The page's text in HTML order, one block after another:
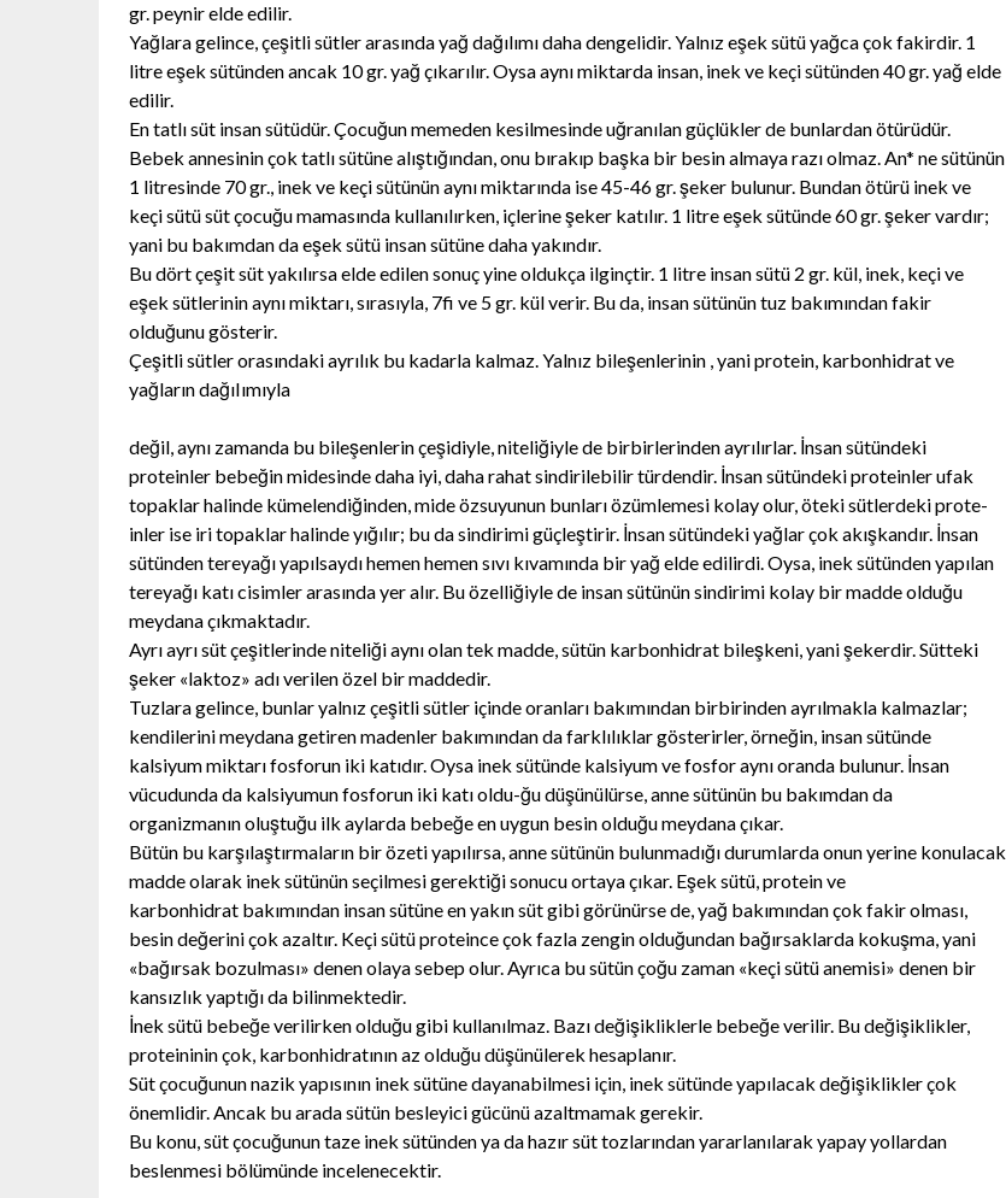
gr. peynir elde edilir.
Yağlara gelince, çeşitli sütler arasında yağ dağılımı daha dengelidir. Yalnız eşek sütü yağca çok fakirdir. 1
litre eşek sütünden ancak 10 gr. yağ çıkarılır. Oysa aynı miktarda insan, inek ve keçi sütünden 40 gr. yağ elde
edilir.
En tatlı süt insan sütüdür. Çocuğun memeden kesilmesinde uğranılan güçlükler de bunlardan ötürüdür.
Bebek annesinin çok tatlı sütüne alıştığından, onu bırakıp başka bir besin almaya razı olmaz. An* ne sütünün
1 litresinde 70 gr., inek ve keçi sütünün aynı miktarında ise 45-46 gr. şeker bulunur. Bundan ötürü inek ve
keçi sütü süt çocuğu mamasında kullanılırken, içlerine şeker katılır. 1 litre eşek sütünde 60 gr. şeker vardır;
yani bu bakımdan da eşek sütü insan sütüne daha yakındır.
Bu dört çeşit süt yakılırsa elde edilen sonuç yine oldukça ilginçtir. 1 litre insan sütü 2 gr. kül, inek, keçi ve
eşek sütlerinin aynı miktarı, sırasıyla, 7fi ve 5 gr. kül verir. Bu da, insan sütünün tuz bakımından fakir
olduğunu gösterir.
Çeşitli sütler orasındaki ayrılık bu kadarla kalmaz. Yalnız bileşenlerinin , yani protein, karbonhidrat ve
yağların dağıIımıyla
değil, aynı zamanda bu bileşenlerin çeşidiyle, niteliğiyle de birbirlerinden ayrılırlar. İnsan sütündeki
proteinler bebeğin midesinde daha iyi, daha rahat sindirilebilir türdendir. İnsan sütündeki proteinler ufak
topaklar halinde kümelendiğinden, mide özsuyunun bunları özümlemesi kolay olur, öteki sütlerdeki prote-
inler ise iri topaklar halinde yığılır; bu da sindirimi güçleştirir. İnsan sütündeki yağlar çok akışkandır. İnsan
sütünden tereyağı yapılsaydı hemen hemen sıvı kıvamında bir yağ elde edilirdi. Oysa, inek sütünden yapılan
tereyağı katı cisimler arasında yer alır. Bu özelliğiyle de insan sütünün sindirimi kolay bir madde olduğu
meydana çıkmaktadır.
Ayrı ayrı süt çeşitlerinde niteliği aynı olan tek madde, sütün karbonhidrat bileşkeni, yani şekerdir. Sütteki
şeker «laktoz» adı verilen özel bir maddedir.
Tuzlara gelince, bunlar yalnız çeşitli sütler içinde oranları bakımından birbirinden ayrılmakla kalmazlar;
kendilerini meydana getiren madenler bakımından da farklılıklar gösterirler, örneğin, insan sütünde
kalsiyum miktarı fosforun iki katıdır. Oysa inek sütünde kalsiyum ve fosfor aynı oranda bulunur. İnsan
vücudunda da kalsiyumun fosforun iki katı oldu-ğu düşünülürse, anne sütünün bu bakımdan da
organizmanın oluştuğu ilk aylarda bebeğe en uygun besin olduğu meydana çıkar.
Bütün bu karşılaştırmaların bir özeti yapılırsa, anne sütünün bulunmadığı durumlarda onun yerine konulacak
madde olarak inek sütünün seçilmesi gerektiği sonucu ortaya çıkar. Eşek sütü, protein ve
karbonhidrat bakımından insan sütüne en yakın süt gibi görünürse de, yağ bakımından çok fakir olması,
besin değerini çok azaltır. Keçi sütü proteince çok fazla zengin olduğundan bağırsaklarda kokuşma, yani
«bağırsak bozulması» denen olaya sebep olur. Ayrıca bu sütün çoğu zaman «keçi sütü anemisi» denen bir
kansızlık yaptığı da bilinmektedir.
İnek sütü bebeğe verilirken olduğu gibi kullanılmaz. Bazı değişikliklerle bebeğe verilir. Bu değişiklikler,
proteininin çok, karbonhidratının az olduğu düşünülerek hesaplanır.
Süt çocuğunun nazik yapısının inek sütüne dayanabilmesi için, inek sütünde yapılacak değişiklikler çok
önemlidir. Ancak bu arada sütün besleyici gücünü azaltmamak gerekir.
Bu konu, süt çocuğunun taze inek sütünden ya da hazır süt tozlarından yararlanılarak yapay yollardan
beslenmesi bölümünde incelenecektir.